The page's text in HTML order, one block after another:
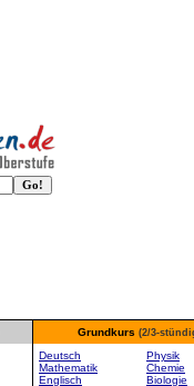
Grundkurs (2/3-
Deutsch
Mathematik
Englisch
Physik
Chemie
Biologie